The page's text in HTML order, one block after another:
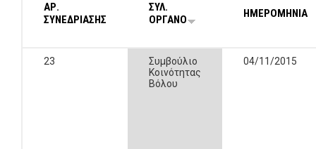
ΑΡ.
ΣΥΝΕΔΡΙΑΣΗΣ
ΣΥΛ.
ΟΡΓΑΝΟ
ΗΜΕΡΟΜΗΝΙΑ
23
Συμβούλιο
Κοινότητας
Βόλου
04/11/2015